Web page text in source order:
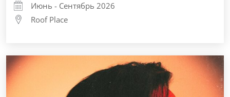
Июнь - Сентябрь 2026
Roof Place